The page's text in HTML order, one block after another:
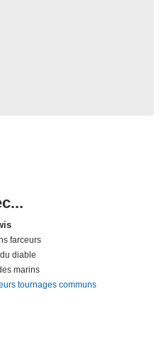
farceurs
diable
marins
tournages communs